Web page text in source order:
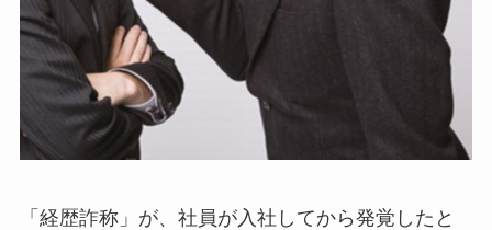
「経歴詐称」が、社員が入社してから発覚したと